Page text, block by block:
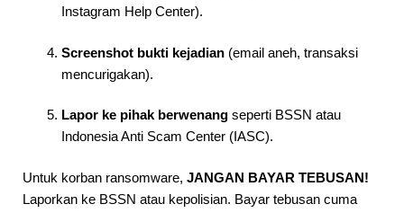
Instagram Help Center).
Screenshot bukti kejadian (email aneh, transaksi
mencurigakan).
Lapor ke pihak berwenang seperti BSSN atau
Indonesia Anti Scam Center (IASC).
Untuk korban ransomware, JANGAN BAYAR TEBUSAN!
Laporkan ke BSSN atau kepolisian. Bayar tebusan cuma